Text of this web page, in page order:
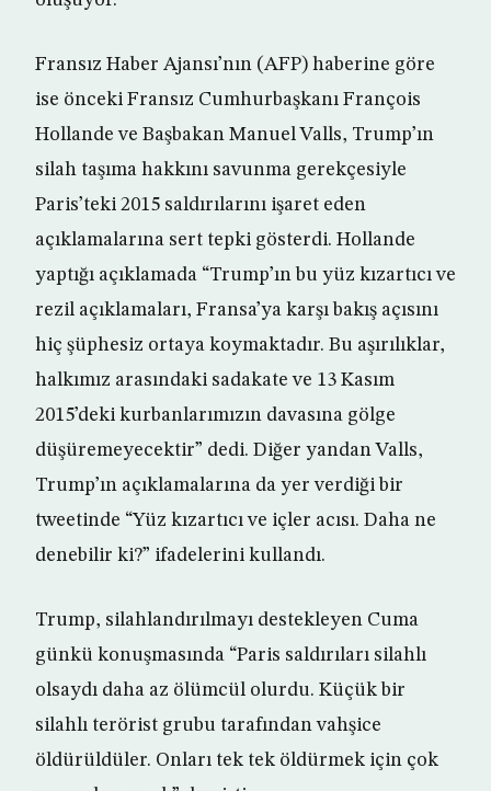
Fransız Haber Ajansı’nın (AFP) haberine göre
ise önceki Fransız Cumhurbaşkanı François
Hollande ve Başbakan Manuel Valls, Trump’ın
silah taşıma hakkını savunma gerekçesiyle
Paris’teki 2015 saldırılarını işaret eden
açıklamalarına sert tepki gösterdi. Hollande
yaptığı açıklamada “Trump’ın bu yüz kızartıcı ve
rezil açıklamaları, Fransa’ya karşı bakış açısını
hiç şüphesiz ortaya koymaktadır. Bu aşırılıklar,
halkımız arasındaki sadakate ve 13 Kasım
2015’deki kurbanlarımızın davasına gölge
düşüremeyecektir” dedi. Diğer yandan Valls,
Trump’ın açıklamalarına da yer verdiği bir
tweetinde “Yüz kızartıcı ve içler acısı. Daha ne
denebilir ki?” ifadelerini kullandı.
Trump, silahlandırılmayı destekleyen Cuma
günkü konuşmasında “Paris saldırıları silahlı
olsaydı daha az ölümcül olurdu. Küçük bir
silahlı terörist grubu tarafından vahşice
öldürüldüler. Onları tek tek öldürmek için çok